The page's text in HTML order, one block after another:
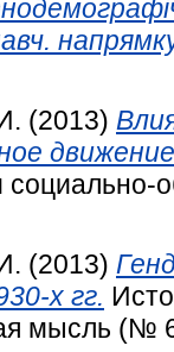
(2013)
(2013)
х гг.
мысль (№